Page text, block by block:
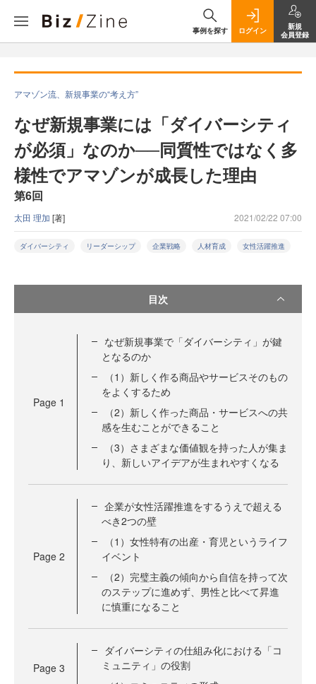
事例を探す ログイン
新規
会員登録
アマゾン流、新規事業の“考え方”
なぜ新規事業には「ダイバーシティ
が必須」なのか──同質性ではなく多
様性でアマゾンが成長した理由
第6回
太田 理加 [著] 2021/02/22 07:00
ダイバーシティ リーダーシップ 企業戦略 人材育成 女性活躍推進
目次
Page 1
なぜ新規事業で「ダイバーシティ」が鍵
となるのか
（1）新しく作る商品やサービスそのもの
をよくするため
（2）新しく作った商品・サービスへの共
感を生むことができること
（3）さまざまな価値観を持った人が集ま
り、新しいアイデアが生まれやすくなる
Page 2
企業が女性活躍推進をするうえで超える
べき2つの壁
（1）女性特有の出産・育児というライフ
イベント
（2）完璧主義の傾向から自信を持って次
のステップに進めず、男性と比べて昇進
に慎重になること
Page 3
ダイバーシティの仕組み化における「コ
ミュニティ」の役割